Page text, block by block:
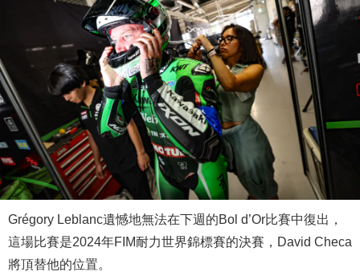
Grégory Leblanc遺憾地無法在下週的Bol d’Or比賽中復出，
這場比賽是2024年FIM耐力世界錦標賽的決賽，David Checa
將頂替他的位置。